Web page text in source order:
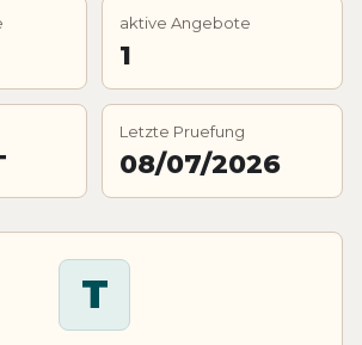
aktive Angebote
1
Letzte Pruefung
08/07/2026
T